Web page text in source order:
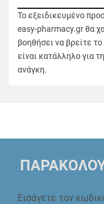
Το εξειδικευμένο
easy-pharmacy.gr θα
βοηθήσει να βρείτε
είναι κατάλληλο για
ανάγκη.
Εισάγετε τον